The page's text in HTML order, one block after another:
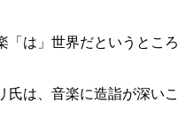
「は」世界だというところ
氏は、音楽に造詣が深いこ